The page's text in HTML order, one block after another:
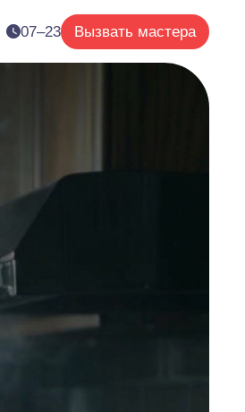
07–23 Вызвать мастера